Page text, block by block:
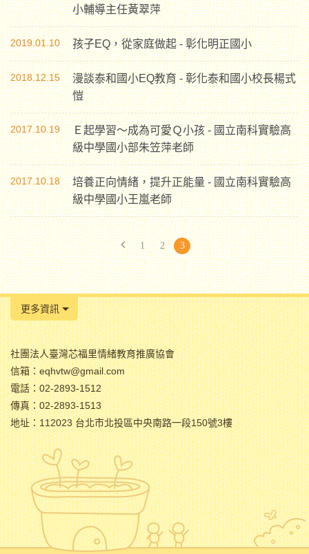
小輔導主任黃翠萍
2019.01.10 孩子EQ，從家庭做起 - 彰化明正國小
2018.12.15
漫談泰和國小EQ教育 - 彰化泰和國小校長楊式
愷
2017.10.19
Ｅ起學習～成為可愛Ｑ小孩 - 國立南科實驗高
級中學國小部朱笠萍老師
2017.10.18
培養正向情緒，提升正能量 - 國立南科實驗高
級中學國小王嵐老師
1 2 3
更多資訊
社團法人臺灣芯福里情緒教育推廣協會
信箱：eqhvtw@gmail.com
電話：02-2893-1512
傳真：02-2893-1513
地址：112023 台北市北投區中央南路一段150號3樓